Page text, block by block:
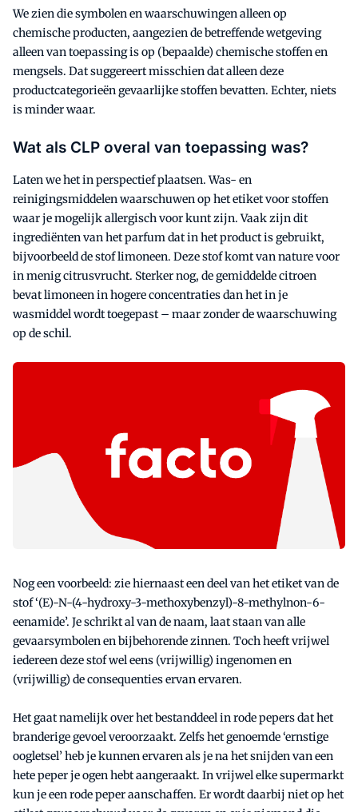
We zien die symbolen en waarschuwingen alleen op
chemische producten, aangezien de betreffende wetgeving
alleen van toepassing is op (bepaalde) chemische stoffen en
mengsels. Dat suggereert misschien dat alleen deze
productcategorieën gevaarlijke stoffen bevatten. Echter, niets
is minder waar.
Wat als CLP overal van toepassing was?
Laten we het in perspectief plaatsen. Was- en
reinigingsmiddelen waarschuwen op het etiket voor stoffen
waar je mogelijk allergisch voor kunt zijn. Vaak zijn dit
ingrediënten van het parfum dat in het product is gebruikt,
bijvoorbeeld de stof limoneen. Deze stof komt van nature voor
in menig citrusvrucht. Sterker nog, de gemiddelde citroen
bevat limoneen in hogere concentraties dan het in je
wasmiddel wordt toegepast – maar zonder de waarschuwing
op de schil.
Nog een voorbeeld: zie hiernaast een deel van het etiket van de
stof ‘(E)-N-(4-hydroxy-3-methoxybenzyl)-8-methylnon-6-
eenamide’. Je schrikt al van de naam, laat staan van alle
gevaarsymbolen en bijbehorende zinnen. Toch heeft vrijwel
iedereen deze stof wel eens (vrijwillig) ingenomen en
(vrijwillig) de consequenties ervan ervaren.
Het gaat namelijk over het bestanddeel in rode pepers dat het
branderige gevoel veroorzaakt. Zelfs het genoemde ‘ernstige
oogletsel’ heb je kunnen ervaren als je na het snijden van een
hete peper je ogen hebt aangeraakt. In vrijwel elke supermarkt
kun je een rode peper aanschaffen. Er wordt daarbij niet op het